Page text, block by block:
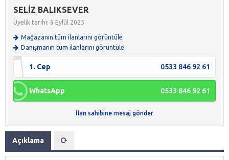
SELİZ BALIKSEVER
Üyelik tarihi: 9 Eylül 2025
Mağazanın tüm ilanlarını görüntüle
Danışmanın tüm ilanlarını görüntüle
1. Cep 0533 846 92 61
WhatsApp 0533 846 92 61
İlan sahibine mesaj gönder
Açıklama